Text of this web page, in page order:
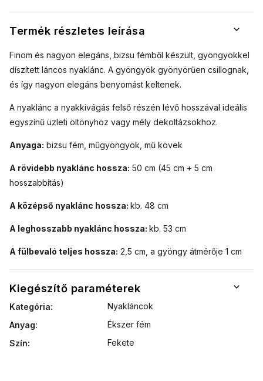
Termék részletes leírása
Finom és nagyon elegáns, bizsu fémből készült, gyöngyökkel
díszített láncos nyaklánc. A gyöngyök gyönyörűen csillognak,
és így nagyon elegáns benyomást keltenek.
A nyaklánc a nyakkivágás felső részén lévő hosszával ideális
egyszínű üzleti öltönyhöz vagy mély dekoltázsokhoz.
Anyaga: bizsu fém, műgyöngyök, mű kövek
A rövidebb nyaklánc hossza: 50 cm (45 cm + 5 cm
hosszabbítás)
A középső nyaklánc hossza: kb. 48 cm
A leghosszabb nyaklánc hossza: kb. 53 cm
A fülbevaló teljes hossza: 2,5 cm, a gyöngy átmérője 1 cm
Kiegészítő paraméterek
Kategória:
Nyakláncok
Anyag:
Ékszer fém
Szín: Fekete